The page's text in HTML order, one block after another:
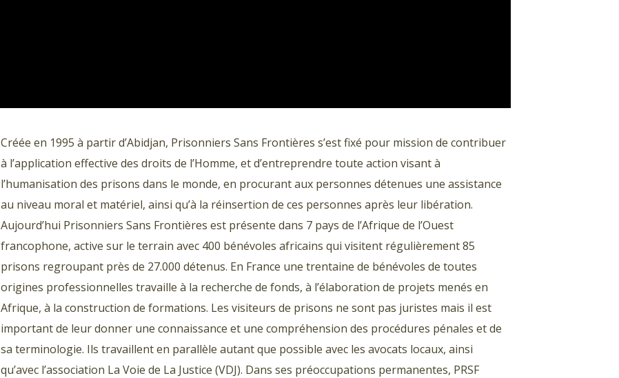
Créée en 1995 à partir d’Abidjan, Prisonniers Sans Frontières s’est fixé pour mission de contribuer
à l’application effective des droits de l’Homme, et d’entreprendre toute action visant à
l’humanisation des prisons dans le monde, en procurant aux personnes détenues une assistance
au niveau moral et matériel, ainsi qu’à la réinsertion de ces personnes après leur libération.
Aujourd’hui Prisonniers Sans Frontières est présente dans 7 pays de l’Afrique de l’Ouest
francophone, active sur le terrain avec 400 bénévoles africains qui visitent régulièrement 85
prisons regroupant près de 27.000 détenus. En France une trentaine de bénévoles de toutes
origines professionnelles travaille à la recherche de fonds, à l’élaboration de projets menés en
Afrique, à la construction de formations. Les visiteurs de prisons ne sont pas juristes mais il est
important de leur donner une connaissance et une compréhension des procédures pénales et de
sa terminologie. Ils travaillent en parallèle autant que possible avec les avocats locaux, ainsi
qu’avec l’association La Voie de La Justice (VDJ). Dans ses préoccupations permanentes, PRSF